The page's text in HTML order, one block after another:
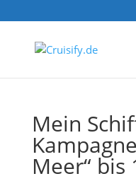
Mein
Meer“ bis